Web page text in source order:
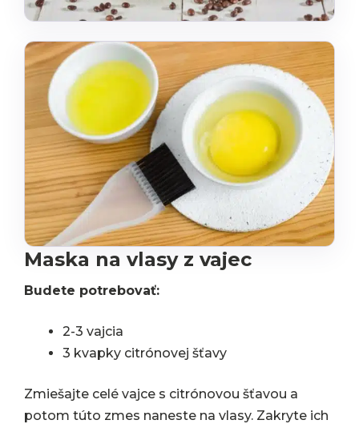
Maska na vlasy z vajec
Budete potrebovať:
2-3 vajcia
3 kvapky citrónovej šťavy
Zmiešajte celé vajce s citrónovou šťavou a
potom túto zmes naneste na vlasy. Zakryte ich